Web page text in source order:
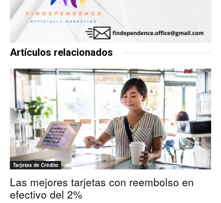
Artículos relacionados
Tarjetas de Crédito
Las mejores tarjetas con reembolso en
efectivo del 2%